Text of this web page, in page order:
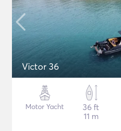
Victor 36
Motor Yacht
36 ft
11 m